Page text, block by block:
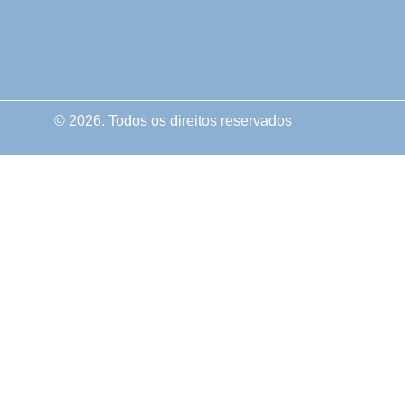
© 2026. Todos os direitos reservados